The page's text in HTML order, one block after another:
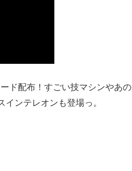
ド配布！すごい技マシンやあの
ンテレオンも登場っ。